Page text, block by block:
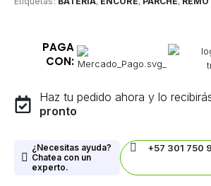
PAGA
CON:
Haz tu pedido ahora y lo
pronto
¿Necesitas ayuda?
Chatea con un
experto.
+57 301 750